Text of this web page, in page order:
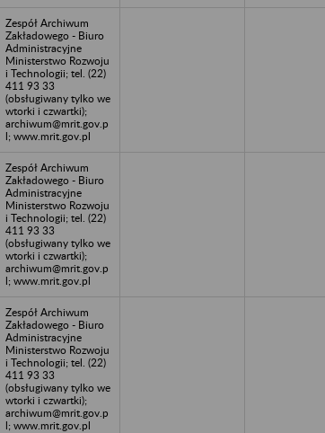
Zespół Archiwum
Zakładowego - Biuro
Administracyjne
Ministerstwo Rozwoju
i Technologii; tel. (22)
411 93 33
(obsługiwany tylko we
wtorki i czwartki);
archiwum@mrit.gov.p
l; www.mrit.gov.pl
Zespół Archiwum
Zakładowego - Biuro
Administracyjne
Ministerstwo Rozwoju
i Technologii; tel. (22)
411 93 33
(obsługiwany tylko we
wtorki i czwartki);
archiwum@mrit.gov.p
l; www.mrit.gov.pl
Zespół Archiwum
Zakładowego - Biuro
Administracyjne
Ministerstwo Rozwoju
i Technologii; tel. (22)
411 93 33
(obsługiwany tylko we
wtorki i czwartki);
archiwum@mrit.gov.p
l; www.mrit.gov.pl